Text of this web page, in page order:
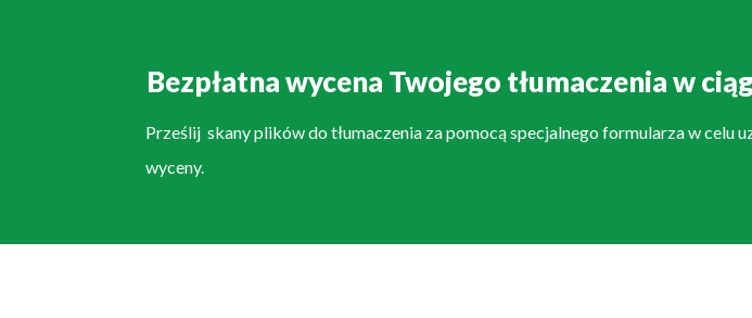
Bezpłatna wycena Twojego tłumaczenia w
Prześlij skany plików do tłumaczenia za pomocą specjalnego formularza w celu
wyceny.